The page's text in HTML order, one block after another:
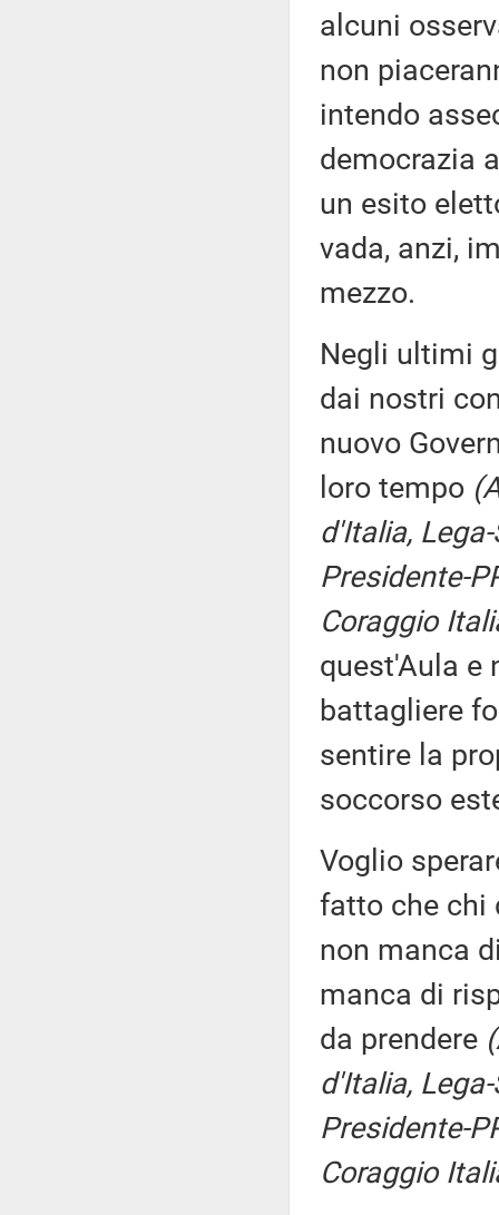
alcuni
non
intendo
democrazia
un esito
vada, anzi,
mezzo.
Negli ultimi
dai nostri
nuovo
loro tempo
d'Italia,
Presidente-
Coraggio
quest'Aula e
battagliere
sentire la
soccorso
Voglio
fatto che chi
non manca
manca di
da prendere
d'Italia,
Presidente-
Coraggio